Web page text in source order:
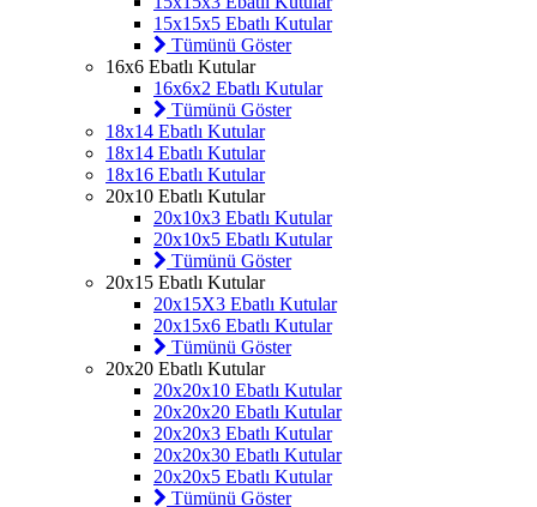
15x15x5 Ebatlı Kutular
Tümünü Göster
16x6 Ebatlı Kutular
16x6x2 Ebatlı Kutular
Tümünü Göster
18x14 Ebatlı Kutular
18x14 Ebatlı Kutular
18x16 Ebatlı Kutular
20x10 Ebatlı Kutular
20x10x3 Ebatlı Kutular
20x10x5 Ebatlı Kutular
Tümünü Göster
20x15 Ebatlı Kutular
20x15X3 Ebatlı Kutular
20x15x6 Ebatlı Kutular
Tümünü Göster
20x20 Ebatlı Kutular
20x20x10 Ebatlı Kutular
20x20x20 Ebatlı Kutular
20x20x3 Ebatlı Kutular
20x20x30 Ebatlı Kutular
20x20x5 Ebatlı Kutular
Tümünü Göster